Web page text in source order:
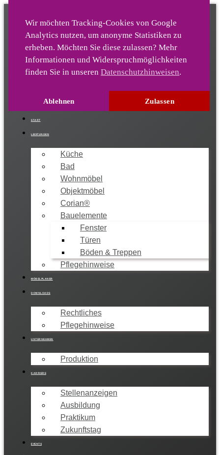
Wir möchten Tracking-Cookies von Google
Analytics nutz­en, um anonyme Statis­tiken zu
er­heben. Möchten Sie diese zulassen? Mehr
Infor­mationen und Wider­spruch­möglich­keiten
finden Sie in unserenDatenschutzhinweisen.
Ablehnen Zulassen
Die-Ideentischlerei
04222 / 9213-0
START
LEISTUNGEN
Küche
Bad
Wohnmöbel
Objektmöbel
Corian®
Bauelemente
Fenster
Türen
Böden & Treppen
Pflegehinweise
MÖBELPLANER
DOWNLOADS
Rechtliches
Pflegehinweise
UNTERNEHMEN
Produktion
KARRIERE
Stellenanzeigen
Ausbildung
Praktikum
Zukunftstag
EVENTS